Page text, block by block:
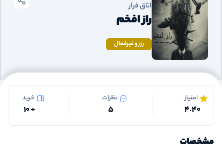
اتاق فرار
راز افخم
رزرو غیرفعال
امتیاز
4.40
نظرات
5
خرید
+
10
مشخصات